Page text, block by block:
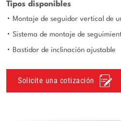
Tipos disponibles
Montaje de seguidor vertical de
Sistema de montaje de
Bastidor de inclinación ajustable
Solicite una cotización